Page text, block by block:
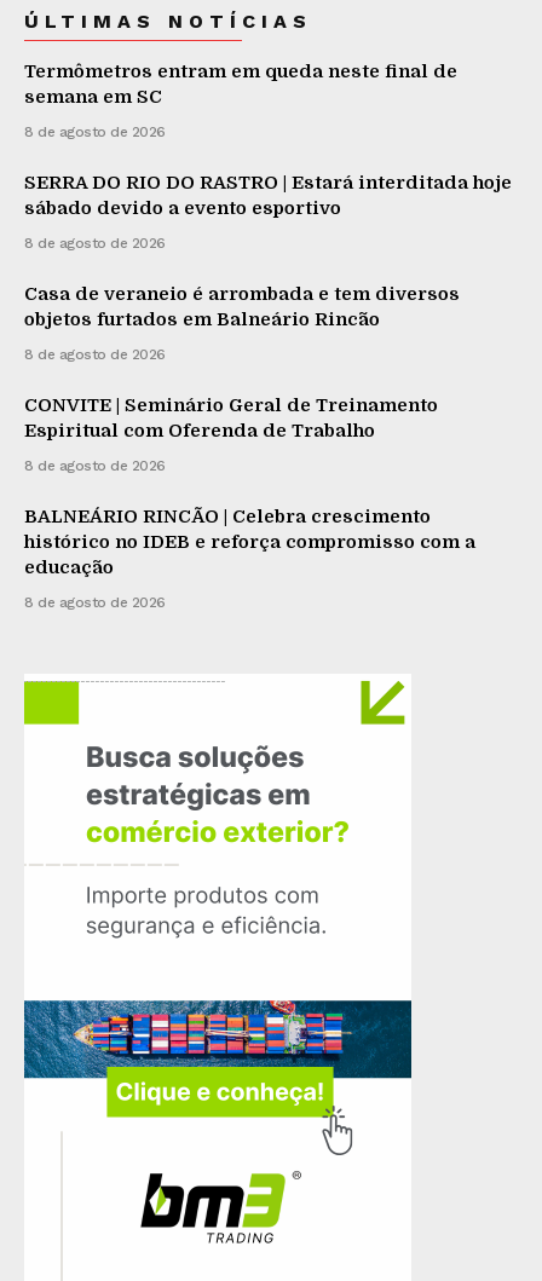
ÚLTIMAS NOTÍCIAS
Termômetros entram em queda neste final de
semana em SC
8 de agosto de 2026
SERRA DO RIO DO RASTRO | Estará interditada hoje
sábado devido a evento esportivo
8 de agosto de 2026
Casa de veraneio é arrombada e tem diversos
objetos furtados em Balneário Rincão
8 de agosto de 2026
CONVITE | Seminário Geral de Treinamento
Espiritual com Oferenda de Trabalho
8 de agosto de 2026
BALNEÁRIO RINCÃO | Celebra crescimento
histórico no IDEB e reforça compromisso com a
educação
8 de agosto de 2026